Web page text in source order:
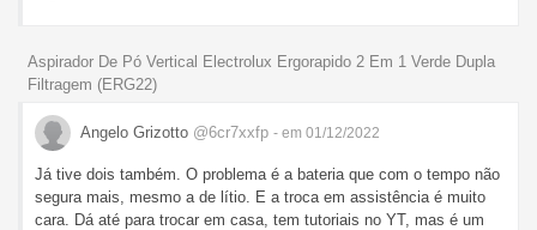
Aspirador De Pó Vertical Electrolux Ergorapido 2 Em 1 Verde Dupla
Filtragem (ERG22)
Angelo Grizotto @6cr7xxfp - em 01/12/2022
Já tive dois também. O problema é a bateria que com o tempo não
segura mais, mesmo a de lítio. E a troca em assistência é muito
cara. Dá até para trocar em casa, tem tutoriais no YT, mas é um